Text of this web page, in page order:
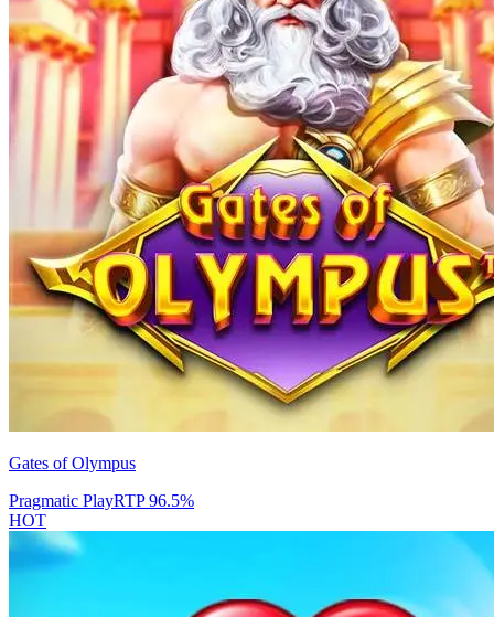
Gates of Olympus
Pragmatic PlayRTP96.5%
HOT